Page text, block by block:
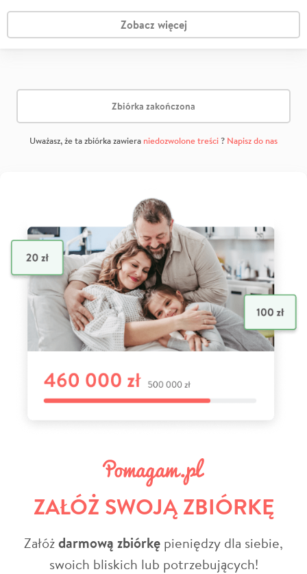
Zobacz więcej
Zbiórka zakończona
Uważasz, że ta zbiórka zawiera niedozwolone treści? Napisz do nas
ZAŁÓŻ SWOJĄ ZBIÓRKĘ
Załóżdarmową zbiórkę pieniędzy dla siebie,
swoich bliskich lub potrzebujących!